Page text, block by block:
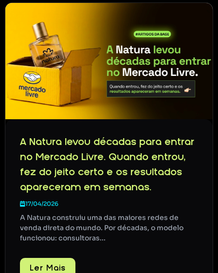
A Natura levou décadas para entrar
no Mercado Livre. Quando entrou,
fez do jeito certo e os resultados
apareceram em semanas.
17/04/2026
A Natura construiu uma das maiores redes de
venda direta do mundo. Por décadas, o modelo
funcionou: consultoras...
Ler Mais